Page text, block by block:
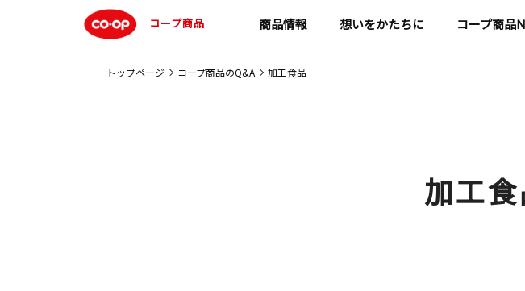
コープ商品 商品情報 想いをかたちに コープ商品
トップページ コープ商品のQ&A 加工食品
加工